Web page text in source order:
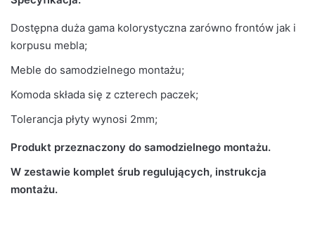
Dostępna duża gama kolorystyczna zarówno frontów jak i
korpusu mebla;
Meble do samodzielnego montażu;
Komoda składa się z czterech paczek;
Tolerancja płyty wynosi 2mm;
Produkt przeznaczony do samodzielnego montażu.
W zestawie komplet śrub regulujących, instrukcja
montażu.